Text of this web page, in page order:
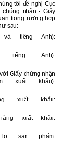
tôi đề nghị Cục
chứng nhận - Giấy
trong trường hợp
sau:
tiếng Anh):
Anh):
Giấy chứng nhận
xuất khẩu):
xuất khẩu:
xuất khẩu:
sản phẩm: